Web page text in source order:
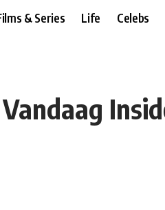
& Series Life Celebs